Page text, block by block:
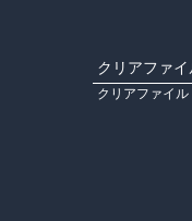
クリアファイ
クリアファイル